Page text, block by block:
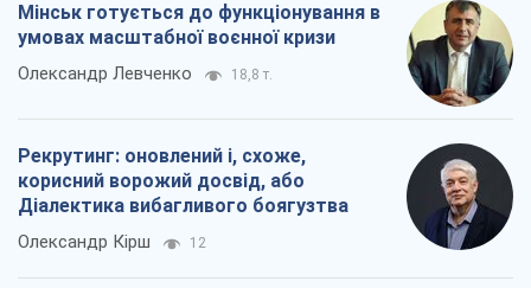
Мінськ готується до функціонування в
умовах масштабної воєнної кризи
Олександр Левченко 18,8 т.
Рекрутинг: оновлений і, схоже,
корисний ворожий досвід, або
Діалектика вибагливого боягузтва
Олександр Кірш 12